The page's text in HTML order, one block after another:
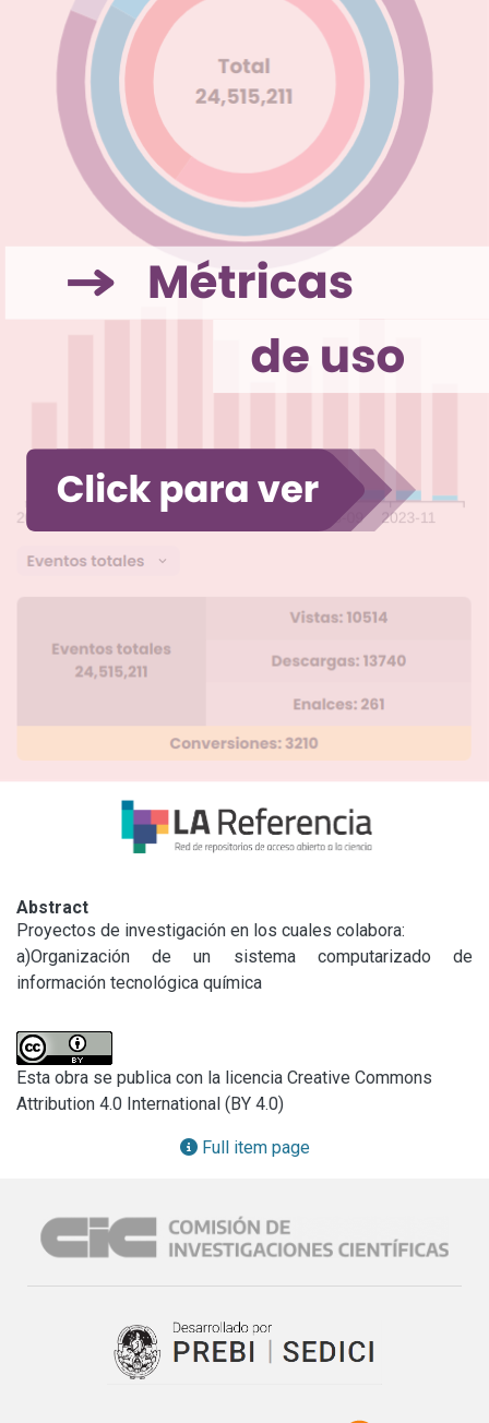
Abstract
Proyectos de investigación en los cuales colabora:
a)Organización de un sistema computarizado de
información tecnológica química
Esta obra se publica con la licencia Creative Commons
Attribution 4.0 International (BY 4.0)
Full item page